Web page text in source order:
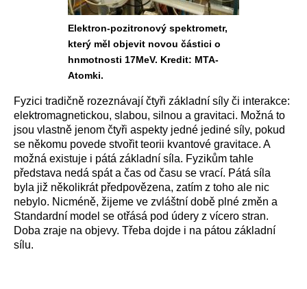
Elektron-pozitronový spektrometr,
který měl objevit novou částici o
hnmotnosti 17MeV. Kredit: MTA-
Atomki.
Fyzici tradičně rozeznávají čtyři základní síly či interakce:
elektromagnetickou, slabou, silnou a gravitaci. Možná to
jsou vlastně jenom čtyři aspekty jedné jediné síly, pokud
se někomu povede stvořit teorii kvantové gravitace. A
možná existuje i pátá základní síla. Fyzikům tahle
představa nedá spát a čas od času se vrací. Pátá síla
byla již několikrát předpovězena, zatím z toho ale nic
nebylo. Nicméně, žijeme ve zvláštní době plné změn a
Standardní model se otřásá pod údery z vícero stran.
Doba zraje na objevy. Třeba dojde i na pátou základní
sílu.